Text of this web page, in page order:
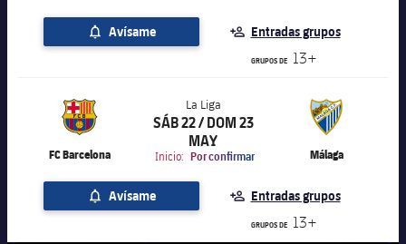
Avísame Entradas grupos
GRUPOS DE 13+
FC Barcelona
La Liga
La Liga
SÁB 22 / DOM 23
MAY
Inicio: Por confirmar Málaga
label.aria.chevronright
Avísame Entradas grupos
GRUPOS DE 13+